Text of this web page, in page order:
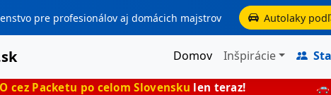
pre profesionálov aj domácich majstrov Autolaky
Domov Inšpirácie
po celom Slovenskulen teraz! 🚗 Miešame